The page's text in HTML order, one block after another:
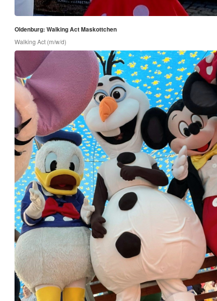
Oldenburg: Walking Act Maskottchen
Walking Act (m/w/d)